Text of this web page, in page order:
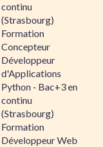
continu
(Strasbourg)
Formation
Concepteur
Développeur
d'Applications
Python - Bac+3 en
continu
(Strasbourg)
Formation
Développeur Web